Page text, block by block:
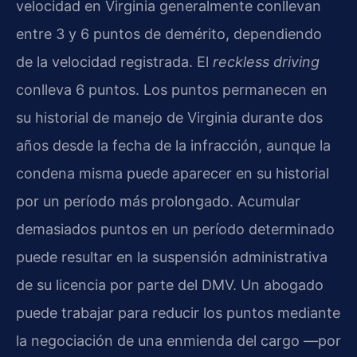
velocidad en Virginia generalmente conllevan
entre 3 y 6 puntos de demérito, dependiendo
de la velocidad registrada. El reckless driving
conlleva 6 puntos. Los puntos permanecen en
su historial de manejo de Virginia durante dos
años desde la fecha de la infracción, aunque la
condena misma puede aparecer en su historial
por un período más prolongado. Acumular
demasiados puntos en un período determinado
puede resultar en la suspensión administrativa
de su licencia por parte del DMV. Un abogado
puede trabajar para reducir los puntos mediante
la negociación de una enmienda del cargo —por